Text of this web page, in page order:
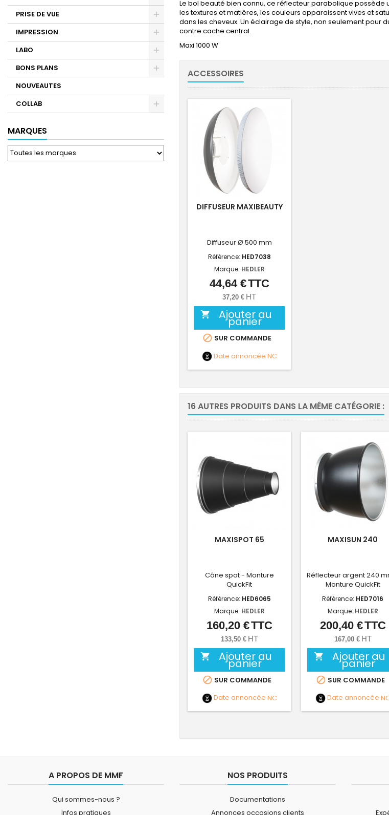
PRISE DE VUE
IMPRESSION
LABO
BONS PLANS
NOUVEAUTES
COLLAB
MARQUES
Le bol beauté bien connu, ce réflecteur parabolique possède
les textures et matières, les couleurs apparaissent vives et
dans les cheveux. Un éclairage de style, non seulement
contre cache central.
Maxi 1000 W
ACCESSOIRES
DIFFUSEUR MAXIBEAUTY
Diffuseur Ø 500 mm
Référence: HED7038
Marque: HEDLER
Prix
44,64 €TTC
37,20 € HT
 Ajouter au
panier
 SUR COMMANDE
Date annoncée NC
16 AUTRES PRODUITS DANS LA MÊME CATÉGORIE :
MAXISPOT 65
Cône spot - Monture
QuickFit
Référence: HED6065
Marque: HEDLER
Prix
160,20 €TTC
133,50 € HT
 Ajouter au
panier
 SUR COMMANDE
Date annoncée NC
MAXISUN 240
Réflecteur argent 240
Monture QuickFit
Référence: HED7016
Marque: HEDLER
Prix
200,40 €TTC
167,00 € HT
 Ajouter au
panier
 SUR COMMANDE
Date annoncée
A PROPOS DE MMF
Qui sommes-nous ?
Infos pratiques
NOS PRODUITS
Documentations
Annonces occasions clients